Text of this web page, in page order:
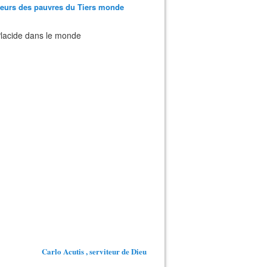
des pauvres du Tiers monde
dans le monde
Carlo Acutis , serviteur de Dieu